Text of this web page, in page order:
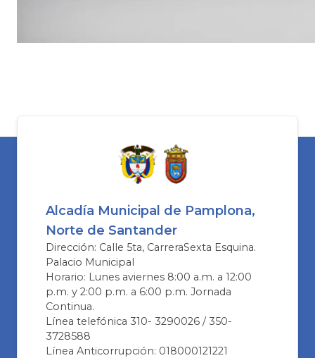
Alcadía Municipal de Pamplona,
Norte de Santander
Dirección: Calle 5ta, CarreraSexta Esquina.
Palacio Municipal
Horario: Lunes aviernes 8:00 a.m. a 12:00
p.m. y 2:00 p.m. a 6:00 p.m. Jornada
Continua.
Línea telefónica 310- 3290026 / 350-
3728588
Línea Anticorrupción: 018000121221